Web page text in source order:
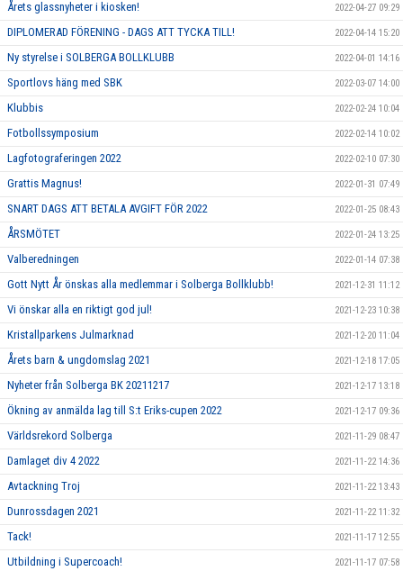
Årets glassnyheter i kiosken! 2022-04-27 09:29
DIPLOMERAD FÖRENING - DAGS ATT TYCKA TILL! 2022-04-14 15:20
Ny styrelse i SOLBERGA BOLLKLUBB 2022-04-01 14:16
Sportlovs häng med SBK 2022-03-07 14:00
Klubbis 2022-02-24 10:04
Fotbollssymposium 2022-02-14 10:02
Lagfotograferingen 2022 2022-02-10 07:30
Grattis Magnus! 2022-01-31 07:49
SNART DAGS ATT BETALA AVGIFT FÖR 2022 2022-01-25 08:43
ÅRSMÖTET 2022-01-24 13:25
Valberedningen 2022-01-14 07:38
Gott Nytt År önskas alla medlemmar i Solberga Bollklubb! 2021-12-31 11:12
Vi önskar alla en riktigt god jul! 2021-12-23 10:38
Kristallparkens Julmarknad 2021-12-20 11:04
Årets barn & ungdomslag 2021 2021-12-18 17:05
Nyheter från Solberga BK 20211217 2021-12-17 13:18
Ökning av anmälda lag till S:t Eriks-cupen 2022 2021-12-17 09:36
Världsrekord Solberga 2021-11-29 08:47
Damlaget div 4 2022 2021-11-22 14:36
Avtackning Troj 2021-11-22 13:43
Dunrossdagen 2021 2021-11-22 11:32
Tack! 2021-11-17 12:55
Utbildning i Supercoach! 2021-11-17 07:58